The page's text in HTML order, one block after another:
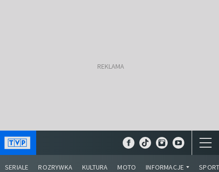
SERIALE ROZRYWKA KULTURA MOTO INFORMACJE